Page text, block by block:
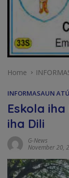
Home
INFORMASAUN
Eskola
iha Dili
G-News
November 20,